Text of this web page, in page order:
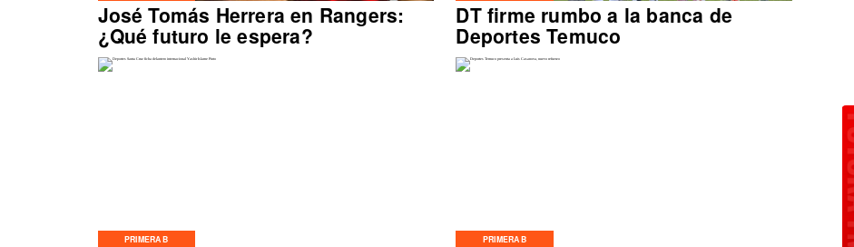
José Tomás Herrera en Rangers:
¿Qué futuro le espera?
DT firme rumbo a la banca de
Deportes Temuco
PRIMERA B PRIMERA B